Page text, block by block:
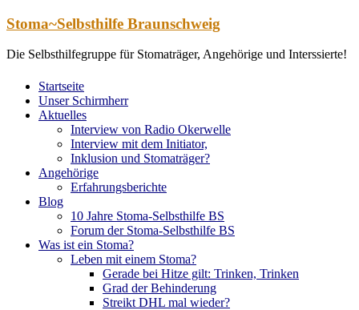
Zum
springen
Stoma~Selbsthilfe Braunschweig
Die Selbsthilfegruppe für Stomaträger, Angehörige und Interssierte!
Startseite
Unser Schirmherr
Aktuelles
Interview von Radio Okerwelle
Interview mit dem Initiator,
Inklusion und Stomaträger?
Angehörige
Erfahrungsberichte
Blog
10 Jahre Stoma-Selbsthilfe BS
Forum der Stoma-Selbsthilfe BS
Was ist ein Stoma?
Leben mit einem Stoma?
Gerade bei Hitze gilt: Trinken, Trinken
Grad der Behinderung
Streikt DHL mal wieder?